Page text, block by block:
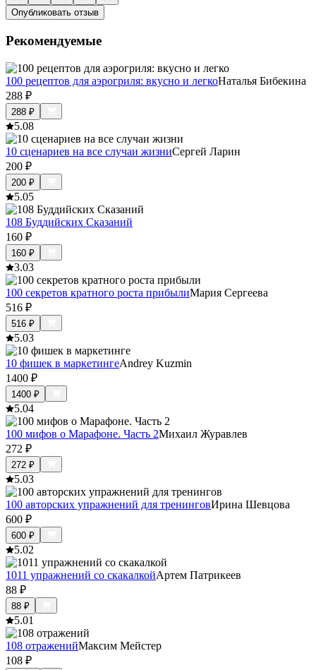
Опубликовать отзыв
Рекомендуемые
100 рецептов для аэрогриля: вкусно и легкоНаталья Бибекина
288 ₽
288 ₽
5.08
10 сценариев на все случаи жизниСергей Ларин
200 ₽
200 ₽
5.05
108 Буддийских Сказаний
160 ₽
160 ₽
3.03
100 секретов кратного роста прибылиМария Сергеева
516 ₽
516 ₽
5.03
10 фишек в маркетингеAndrey Kuzmin
1400 ₽
1400 ₽
5.04
100 мифов о Марафоне. Часть 2Михаил Журавлев
272 ₽
272 ₽
5.03
100 авторских упражнений для тренинговИрина Шевцова
600 ₽
600 ₽
5.02
1011 упражнений со скакалкойАртем Патрикеев
88 ₽
88 ₽
5.01
108 отраженийМаксим Мейстер
108 ₽